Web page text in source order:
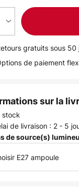
gratuits sous 50
de paiement
sur la
stock
de livraison : 2 - 5
de source(s)
E27 ampoule